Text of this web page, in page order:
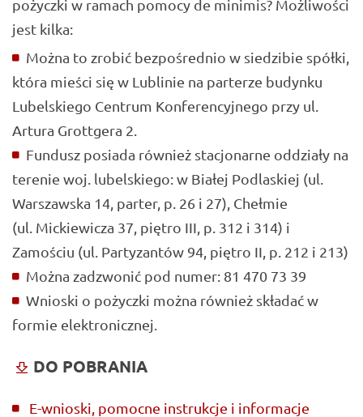
pożyczki w ramach pomocy de minimis? Możliwości
jest kilka:
Można to zrobić bezpośrednio w siedzibie spółki,
która mieści się w Lublinie na parterze budynku
Lubelskiego Centrum Konferencyjnego przy ul.
Artura Grottgera 2.
Fundusz posiada również stacjonarne oddziały na
terenie woj. lubelskiego: w Białej Podlaskiej (ul.
Warszawska 14, parter, p. 26 i 27), Chełmie
(ul. Mickiewicza 37, piętro III, p. 312 i 314) i
Zamościu (ul. Partyzantów 94, piętro II, p. 212 i 213)
Można zadzwonić pod numer: 81 470 73 39
Wnioski o pożyczki można również składać w
formie elektronicznej.
DO POBRANIA
E-wnioski, pomocne instrukcje i informacje